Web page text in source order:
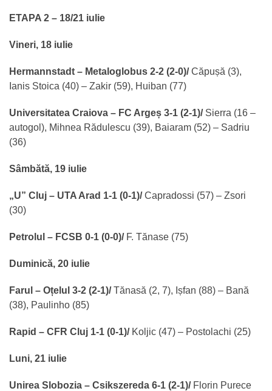
ETAPA 2 – 18/21 iulie
Vineri, 18 iulie
Hermannstadt – Metaloglobus 2-2 (2-0)/Căpușă (3),
Ianis Stoica (40) – Zakir (59), Huiban (77)
Universitatea Craiova – FC Argeș 3-1 (2-1)/ Sierra (16 –
autogol), Mihnea Rădulescu (39), Baiaram (52) – Sadriu
(36)
Sâmbătă, 19 iulie
„U” Cluj – UTA Arad 1-1 (0-1)/Capradossi (57) – Zsori
(30)
Petrolul – FCSB 0-1 (0-0)/ F. Tănase (75)
Duminică, 20 iulie
Farul – Oțelul 3-2 (2-1)/Tănasă (2, 7), Ișfan (88) – Bană
(38), Paulinho (85)
Rapid – CFR Cluj 1-1 (0-1)/Koljic (47) – Postolachi (25)
Luni, 21 iulie
Unirea Slobozia – Csikszereda 6-1 (2-1)/ Florin Purece